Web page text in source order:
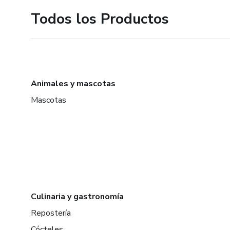
Todos los Productos
Animales y mascotas
Mascotas
Culinaria y gastronomía
Repostería